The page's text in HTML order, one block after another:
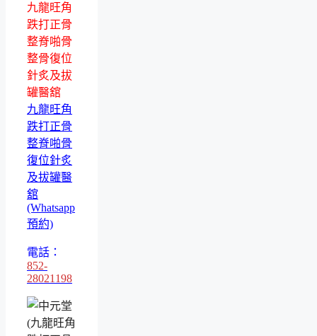
九龍旺角
跌打正骨
整脊啪骨
整骨復位
針炙及拔
罐醫舘
九龍旺角
跌打正骨
整脊啪骨
復位針炙
及拔罐醫
舘
(Whatsapp
預約)
電話：
852-
28021198